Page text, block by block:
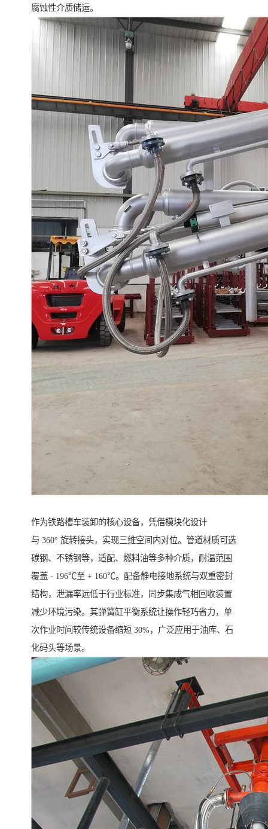
腐蚀性介质储运。
作为铁路槽车装卸的核心设备，凭借模块化设计
与 360° 旋转接头，实现三维空间内对位。管道材质可选
碳钢、不锈钢等，适配、燃料油等多种介质，耐温范围
覆盖 - 196℃至 + 160℃。配备静电接地系统与双重密封
结构，泄漏率远低于行业标准，同步集成气相回收装置
减少环境污染。其弹簧缸平衡系统让操作轻巧省力，单
次作业时间较传统设备缩短 30%，广泛应用于油库、石
化码头等场景。